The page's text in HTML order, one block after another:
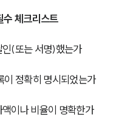
수 체크리스트
인(또는 서명)했는가
이 정확히 명시되었는가
이나 비율이 명확한가